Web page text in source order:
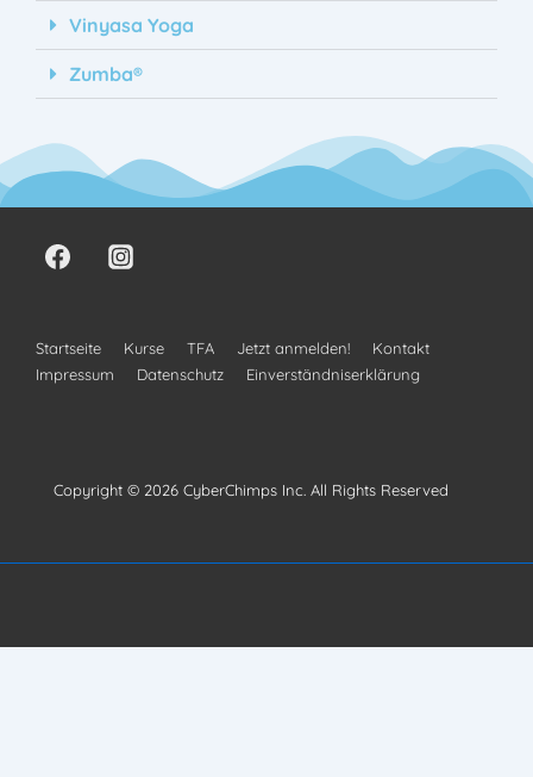
Vinyasa Yoga
Zumba®
Startseite Kurse TFA Jetzt anmelden!
Kontakt
Impressum
Datenschutz Einverständniserklärung
Copyright © 2026 CyberChimps Inc. All Rights Reserved